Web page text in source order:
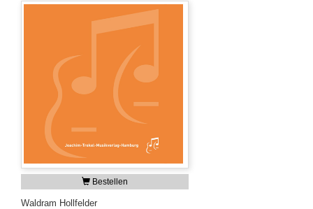
Bestellen
Waldram Hollfelder